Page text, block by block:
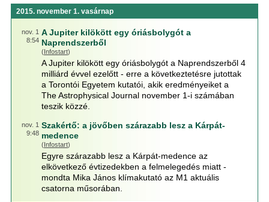
2015. november 1. vasárnap
nov. 1
8:54
A Jupiter kilökött egy óriásbolygót a
Naprendszerből
(Infostart)
A Jupiter kilökött egy óriásbolygót a Naprendszerből 4
milliárd évvel ezelőtt - erre a következtetésre jutottak
a Torontói Egyetem kutatói, akik eredményeiket a
The Astrophysical Journal november 1-i számában
teszik közzé.
nov. 1
9:48
Szakértő: a jövőben szárazabb lesz a Kárpát-
medence
(Infostart)
Egyre szárazabb lesz a Kárpát-medence az
elkövetkező évtizedekben a felmelegedés miatt -
mondta Mika János klímakutató az M1 aktuális
csatorna műsorában.